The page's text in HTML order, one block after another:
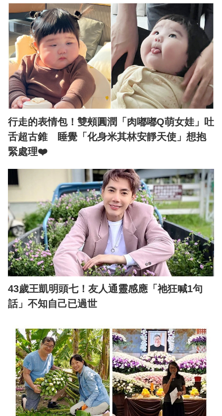
行走的表情包！雙頰圓潤「肉嘟嘟Q萌女娃」吐
舌超古錐 睡覺「化身米其林安靜天使」想抱
緊處理❤️
43歲王凱明頭七！友人通靈感應「祂狂喊1句
話」不知自己已過世